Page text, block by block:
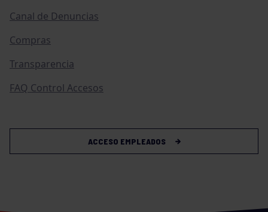
Canal de Denuncias
Compras
Transparencia
FAQ Control Accesos
ACCESO EMPLEADOS